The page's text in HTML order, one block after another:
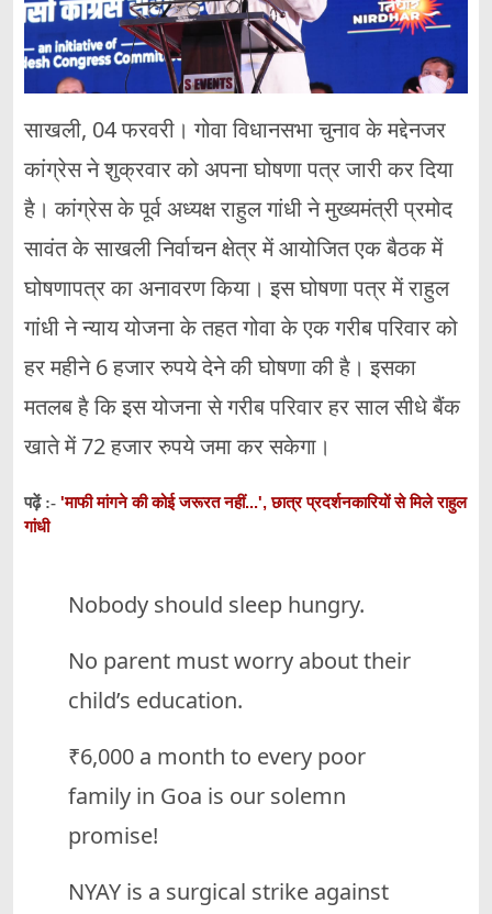
साखली, 04 फरवरी। गोवा विधानसभा चुनाव के मद्देनजर
कांग्रेस ने शुक्रवार को अपना घोषणा पत्र जारी कर दिया
है। कांग्रेस के पूर्व अध्यक्ष राहुल गांधी ने मुख्यमंत्री प्रमोद
सावंत के साखली निर्वाचन क्षेत्र में आयोजित एक बैठक में
घोषणापत्र का अनावरण किया। इस घोषणा पत्र में राहुल
गांधी ने न्याय योजना के तहत गोवा के एक गरीब परिवार को
हर महीने 6 हजार रुपये देने की घोषणा की है। इसका
मतलब है कि इस योजना से गरीब परिवार हर साल सीधे बैंक
खाते में 72 हजार रुपये जमा कर सकेगा।
पढ़ें :- 'माफी मांगने की कोई जरूरत नहीं...', छात्र प्रदर्शनकारियों से मिले राहुल
गांधी
Nobody should sleep hungry.
No parent must worry about their
child’s education.
₹6,000 a month to every poor
family in Goa is our solemn
promise!
NYAY is a surgical strike against